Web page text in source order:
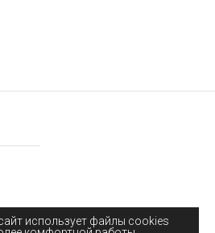
использует файлы cookies